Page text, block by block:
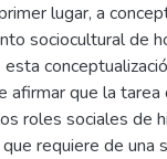
lugar, a
sociocultural de
afirmar que la
roles sociales de
requiere de una